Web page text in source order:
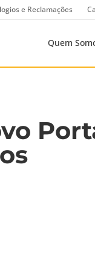
e Reclamações
Quem